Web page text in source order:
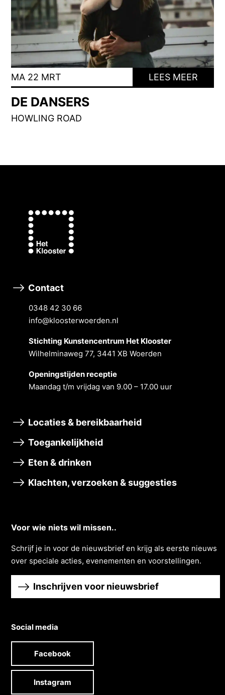
MA 22 MRT LEES MEER
DE DANSERS
HOWLING ROAD
Contact
0348 42 30 66
info@kloosterwoerden.nl
Stichting Kunstencentrum Het Klooster
Wilhelminaweg 77, 3441 XB Woerden
Openingstĳden receptie
Maandag t/m vrĳdag van 9.00 – 17.00 uur
Locaties & bereikbaarheid
Toegankelijkheid
Eten & drinken
Klachten, verzoeken & suggesties
Voor wie niets wil missen..
Schrĳf je in voor de nieuwsbrief en krĳg als eerste nieuws
over speciale acties, evenementen en voorstellingen.
Inschrijven voor nieuwsbrief
Social media
Facebook
Instagram